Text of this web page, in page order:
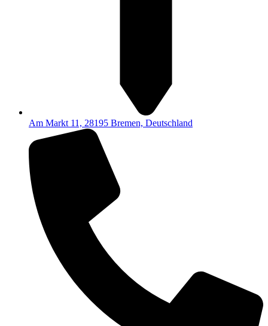
Am Markt 11, 28195 Bremen, Deutschland